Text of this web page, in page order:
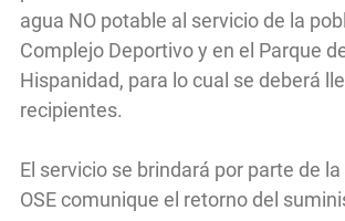
agua NO potable al servicio de la
Complejo Deportivo y en el Parque
Hispanidad, para lo cual se deberá
recipientes.
El servicio se brindará por parte de la
OSE comunique el retorno del